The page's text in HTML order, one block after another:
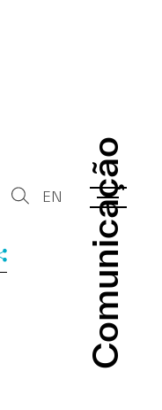
Comunicação
Comunicação
EN